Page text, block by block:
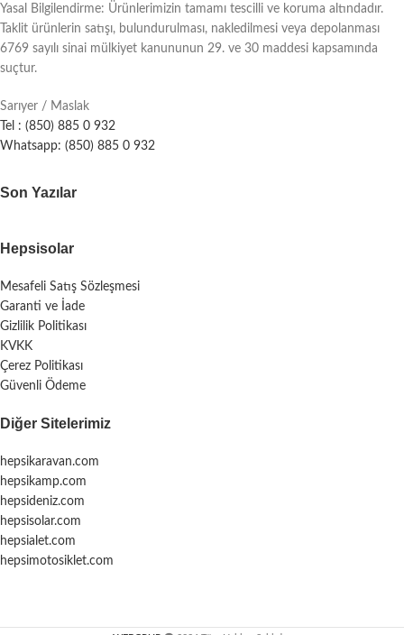
Yasal Bilgilendirme: Ürünlerimizin tamamı tescilli ve koruma altındadır.
Taklit ürünlerin satışı, bulundurulması, nakledilmesi veya depolanması
6769 sayılı sinai mülkiyet kanununun 29. ve 30 maddesi kapsamında
suçtur.
Sarıyer / Maslak
Tel : (850) 885 0 932
Whatsapp: (850) 885 0 932
Son Yazılar
Hepsisolar
Mesafeli Satış Sözleşmesi
Garanti ve İade
Gizlilik Politikası
KVKK
Çerez Politikası
Güvenli Ödeme
Diğer Sitelerimiz
hepsikaravan.com
hepsikamp.com
hepsideniz.com
hepsisolar.com
hepsialet.com
hepsimotosiklet.com